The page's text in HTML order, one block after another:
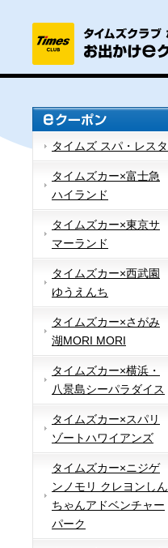
タイムズ スパ・レスタ
タイムズカー×富士急
ハイランド
タイムズカー×東京サ
マーランド
タイムズカー×西武園
ゆうえんち
タイムズカー×さがみ
湖MORI MORI
タイムズカー×横浜・
八景島シーパラダイス
タイムズカー×スパリ
ゾートハワイアンズ
タイムズカー×ニジゲ
ンノモリ クレヨンしん
ちゃんアドベンチャー
パーク